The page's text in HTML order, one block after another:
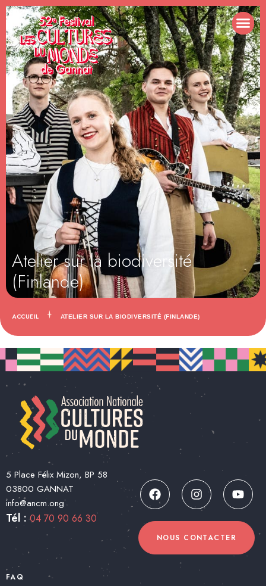
Atelier sur la biodiversité
(Finlande)
ACCUEIL ATELIER SUR LA BIODIVERSITÉ (FINLANDE)
5 Place Félix Mizon, BP 58
03800 GANNAT
info@ancm.ong
Tél :04 70 90 66 30
NOUS CONTACTER
FAQ